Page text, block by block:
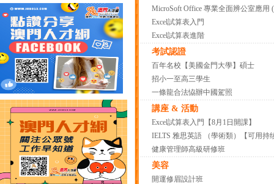
MicroSoft Office 專業全面辨公室應用
Excel試算表入門
Excel試算表進階
考試認證
百年名校【美國金門大學】碩士
招小一至高三學生
一條龍合法恊辦中國駕照
講座 & 活動
Excel試算表入門【8月1日開課】
IELTS 雅思英語 （學術類）【可用持
健康管理師高級研修班
美容
開運修眉設計班